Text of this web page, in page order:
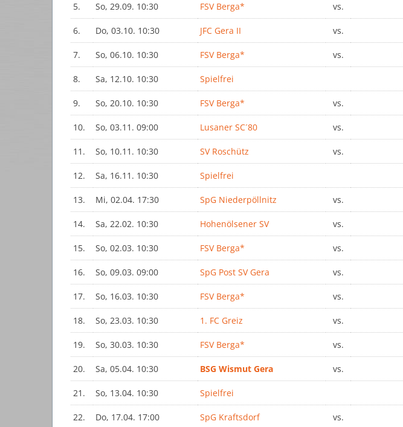
5. So, 29.09. 10:30 FSV Berga* vs.
6. Do, 03.10. 10:30 JFC Gera II vs.
7. So, 06.10. 10:30 FSV Berga* vs.
8. Sa, 12.10. 10:30 Spielfrei
9. So, 20.10. 10:30 FSV Berga* vs.
10. So, 03.11. 09:00 Lusaner SC´80 vs.
11. So, 10.11. 10:30 SV Roschütz vs.
12. Sa, 16.11. 10:30 Spielfrei
13. Mi, 02.04. 17:30 SpG Niederpöllnitz vs.
14. Sa, 22.02. 10:30 Hohenölsener SV vs.
15. So, 02.03. 10:30 FSV Berga* vs.
16. So, 09.03. 09:00 SpG Post SV Gera vs.
17. So, 16.03. 10:30 FSV Berga* vs.
18. So, 23.03. 10:30 1. FC Greiz vs.
19. So, 30.03. 10:30 FSV Berga* vs.
20. Sa, 05.04. 10:30 BSG Wismut Gera vs.
21. So, 13.04. 10:30 Spielfrei
22. Do, 17.04. 17:00 SpG Kraftsdorf vs.